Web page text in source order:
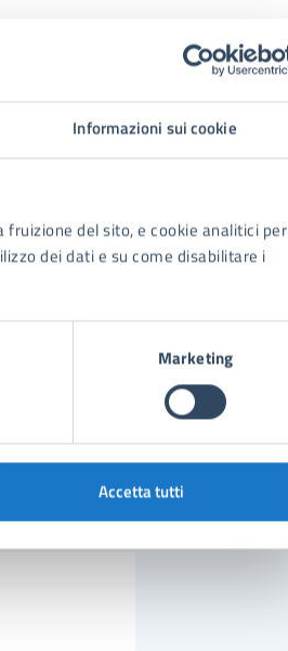
Informazioni sui cookie
del sito, e cookie analitici per
dei dati e su come disabilitare i
Marketing
Accetta tutti